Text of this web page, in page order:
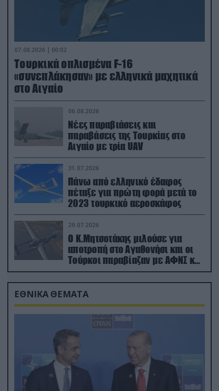
07.08.2026 | 00:02
Τουρκικά οπλισμένα F-16
«συνεπλάκησαν» με ελληνικά μαχητικά
στο Αιγαίο
06.08.2026
Νέες παραβιάσεις και
παραβάσεις της Τουρκίας στο
Αιγαίο με τρία UAV
31.07.2026
Πάνω από ελληνικό έδαφος
πέταξε για πρώτη φορά μετά το
2023 τουρκικό αεροσκάφος
29.07.2026
Ο Κ.Μητσοτάκης μιλούσε για
αποτροπή στο Αγαθονήσι και οι
Τούρκοι παραβίαζαν με ΑΦΝΣ και
drone
ΕΘΝΙΚΑ ΘΕΜΑΤΑ